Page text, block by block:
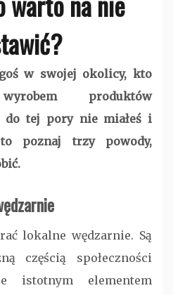
w swojej okolicy, kto
produktów
do tej pory nie miałeś i
poznaj trzy powody,
lokalne wędzarnie. Są
częścią społeczności
istotnym elementem